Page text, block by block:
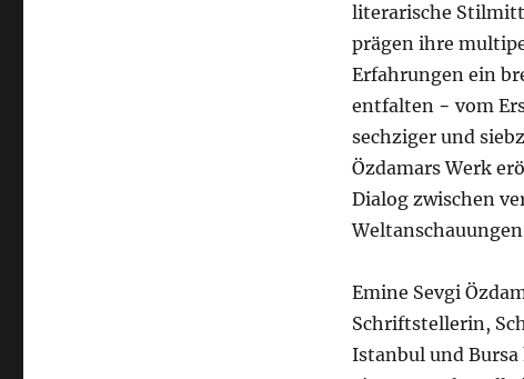
literarische
prägen ihre
Erfahrungen ein
entfalten − vom
sechziger und
Özdamars Werk
Dialog zwischen
Emine Sevgi
Schriftstellerin,
Istanbul und